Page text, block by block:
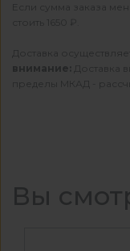
Если сумма заказа
стоить 1650 ₽.
Доставка
внимание: Доставка
пределы МКАД -
Вы